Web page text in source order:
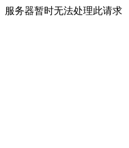
服务器暂时无法处理此请求